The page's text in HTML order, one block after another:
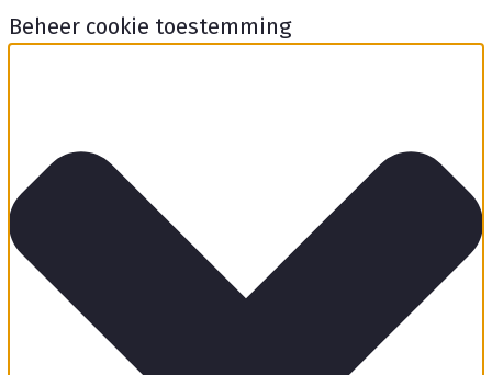
Beheer cookie toestemming